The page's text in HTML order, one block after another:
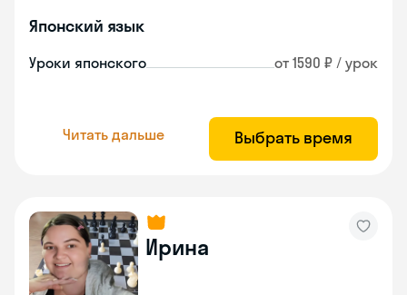
Японский язык
Уроки японского от 1590 ₽ / урок
Читать дальше Выбрать время
Ирина